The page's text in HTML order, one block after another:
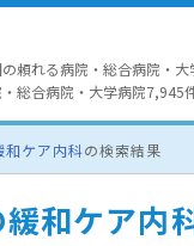
頼れる病院・総合病院・
総合病院・大学病院7,945
和ケア内科の検索結果
和ケア内